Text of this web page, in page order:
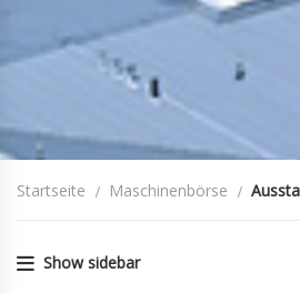
Startseite Maschinenbörse
Show sidebar